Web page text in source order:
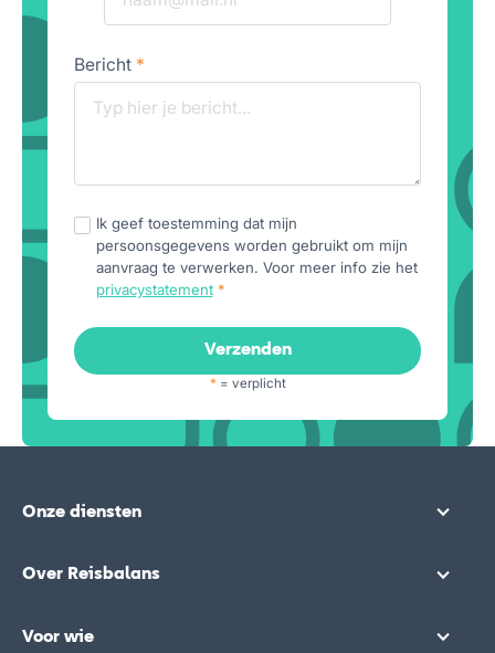
Bericht *
Ik geef toestemming dat mijn
persoonsgegevens worden gebruikt om mijn
aanvraag te verwerken. Voor meer info zie het
privacystatement *
* = verplicht
Onze diensten
Over Reisbalans
Voor wie